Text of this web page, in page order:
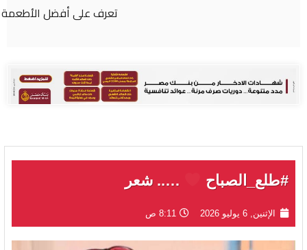
#طلع_الصباح ….. شعر
الإثنين, 6 يوليو 2026 8:11 ص